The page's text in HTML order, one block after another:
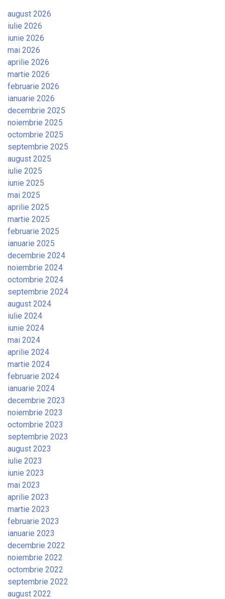
august 2026
iulie 2026
iunie 2026
mai 2026
aprilie 2026
martie 2026
februarie 2026
ianuarie 2026
decembrie 2025
noiembrie 2025
octombrie 2025
septembrie 2025
august 2025
iulie 2025
iunie 2025
mai 2025
aprilie 2025
martie 2025
februarie 2025
ianuarie 2025
decembrie 2024
noiembrie 2024
octombrie 2024
septembrie 2024
august 2024
iulie 2024
iunie 2024
mai 2024
aprilie 2024
martie 2024
februarie 2024
ianuarie 2024
decembrie 2023
noiembrie 2023
octombrie 2023
septembrie 2023
august 2023
iulie 2023
iunie 2023
mai 2023
aprilie 2023
martie 2023
februarie 2023
ianuarie 2023
decembrie 2022
noiembrie 2022
octombrie 2022
septembrie 2022
august 2022